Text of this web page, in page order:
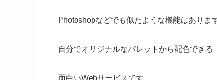
Photoshopなどでも似たような機能はありま
自分でオリジナルなパレットから配色できる
面白いWebサービスです。